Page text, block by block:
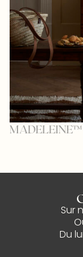
MADELEINE™
Sur
Du